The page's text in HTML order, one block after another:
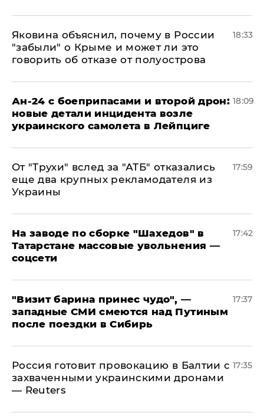
Яковина объяснил, почему в России
"забыли" о Крыме и может ли это
говорить об отказе от полуострова
18:33
Ан-24 с боеприпасами и второй дрон:
новые детали инцидента возле
украинского самолета в Лейпциге
18:09
От "Трухи" вслед за "АТБ" отказались
еще два крупных рекламодателя из
Украины
17:59
На заводе по сборке "Шахедов" в
Татарстане массовые увольнения —
соцсети
17:42
"Визит барина принес чудо", —
западные СМИ смеются над Путиным
после поездки в Сибирь
17:37
​Россия готовит провокацию в Балтии с
захваченными украинскими дронами
— Reuters
17:35